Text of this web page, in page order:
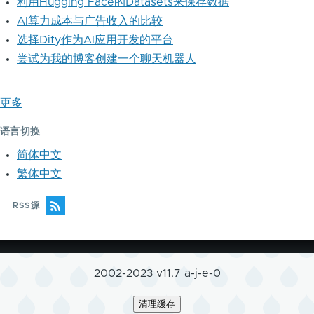
AI算力成本与广告收入的比较
选择Dify作为AI应用开发的平台
尝试为我的博客创建一个聊天机器人
更多
语言切换
简体中文
繁体中文
RSS源
2002-2023 v11.7 a-j-e-0